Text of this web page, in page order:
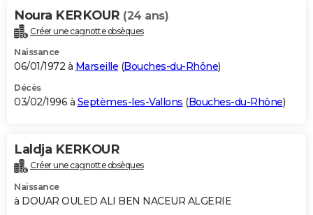
Noura KERKOUR (24 ans)
Créer une cagnotte obsèques
Naissance
06/01/1972 à Marseille (Bouches-du-Rhône)
Décès
03/02/1996 à Septèmes-les-Vallons (Bouches-du-Rhône)
Laldja KERKOUR
Créer une cagnotte obsèques
Naissance
à DOUAR OULED ALI BEN NACEUR ALGERIE